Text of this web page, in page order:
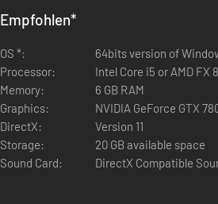
Empfohlen*
OS *:
64bits version of
Processor:
Intel Core i5 or AMD FX
Memory:
6 GB RAM
Graphics:
NVIDIA GeForce GTX
DirectX:
Version 11
Storage:
20 GB available space
Sound Card:
DirectX Compatible